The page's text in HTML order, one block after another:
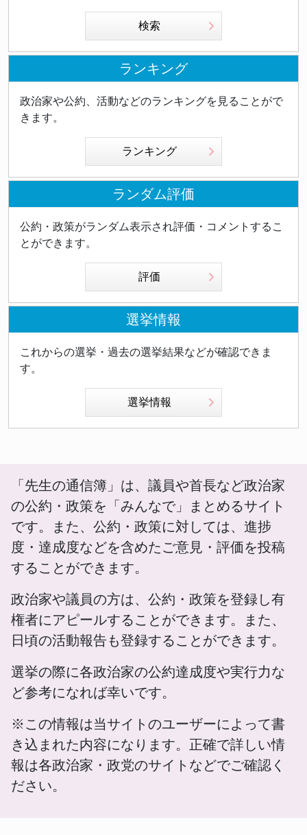
検索
ランキング
政治家や公約、活動などのランキングを見ることがで
きます。
ランキング
ランダム評価
公約・政策がランダム表示され評価・コメントするこ
とができます。
評価
選挙情報
これからの選挙・過去の選挙結果などが確認できま
す。
選挙情報
「先生の通信簿」は、議員や首長など政治家
の公約・政策を「みんなで」まとめるサイト
です。また、公約・政策に対しては、進捗
度・達成度などを含めたご意見・評価を投稿
することができます。
政治家や議員の方は、公約・政策を登録し有
権者にアピールすることができます。また、
日頃の活動報告も登録することができます。
選挙の際に各政治家の公約達成度や実行力な
ど参考になれば幸いです。
※この情報は当サイトのユーザーによって書
き込まれた内容になります。正確で詳しい情
報は各政治家・政党のサイトなどでご確認く
ださい。